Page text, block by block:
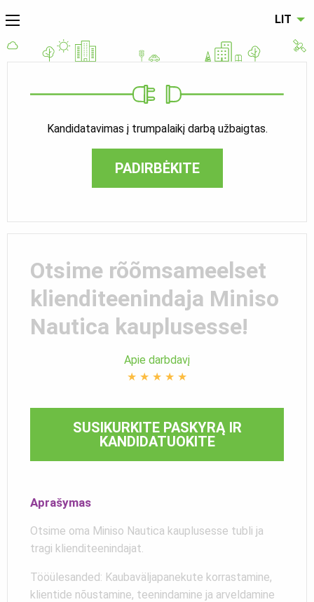
LIT
Kandidatavimas į trumpalaikį darbą užbaigtas.
PADIRBĖKITE
Otsime rõõmsameelset
klienditeenindaja Miniso
Nautica kauplusesse!
Apie darbdavį
★ ★ ★ ★ ★
SUSIKURKITE PASKYRĄ IR
KANDIDATUOKITE
Aprašymas
Otsime oma Miniso Nautica kauplusesse tubli ja
tragi klienditeenindajat.
Tööülesanded: Kaubaväljapanekute korrastamine,
klientide nõustamine, teenindamine ja arveldamine